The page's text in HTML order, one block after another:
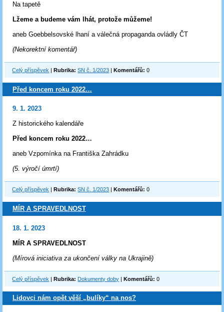
Na tapetě
Lžeme a budeme vám lhát, protože můžeme!
aneb Goebbelsovské lhaní a válečná propaganda ovládly ČT
(Nekorektní komentář)
Celý příspěvek |Rubrika: SN č. 1/2023 |Komentářů: 0
Před koncem roku 2022…
9. 1. 2023
Z historického kalendáře
Před koncem roku 2022…
aneb Vzpomínka na Františka Zahrádku
(5. výročí úmrtí)
Celý příspěvek Rubrika: SN č. 1/2023 Komentářů: 0
MÍR A SPRAVEDLNOST
18. 1. 2023
MÍR A SPRAVEDLNOST
(Mírová iniciativa za ukončení války na Ukrajině)
Celý příspěvek |Rubrika: Dokumenty doby |Komentářů: 0
Lidovci nám opět věší „bulíky“ na nos?